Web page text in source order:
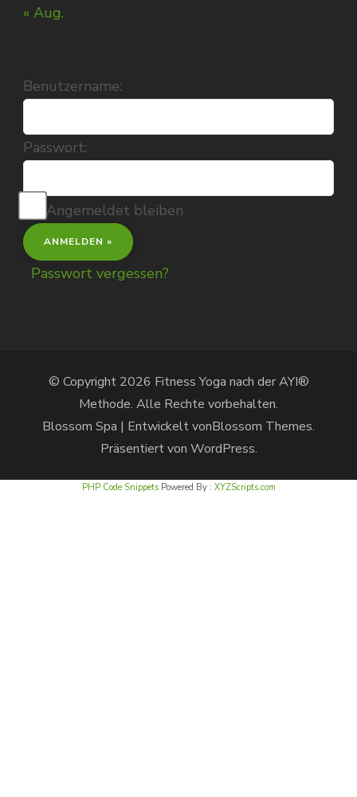
« Aug.
Benutzername:
Passwort:
Angemeldet bleiben
Passwort vergessen?
© Copyright 2026 Fitness Yoga nach der AYI®
Methode. Alle Rechte vorbehalten.
Blossom Spa | Entwickelt vonBlossom Themes.
Präsentiert von WordPress.
PHP Code SnippetsPowered By : XYZScripts.com